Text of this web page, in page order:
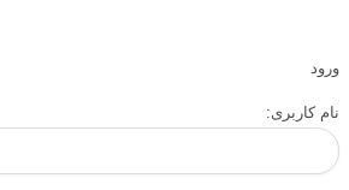
ورود
نام کاربری: